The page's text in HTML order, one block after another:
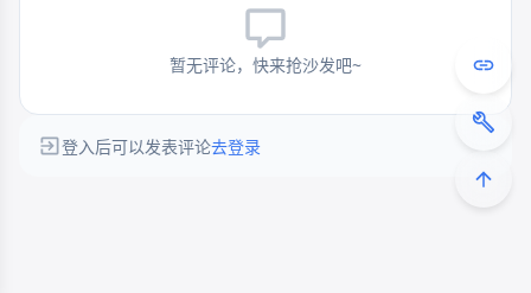
暂无评论，快来抢沙发吧~
登入后可以发表评论去登录